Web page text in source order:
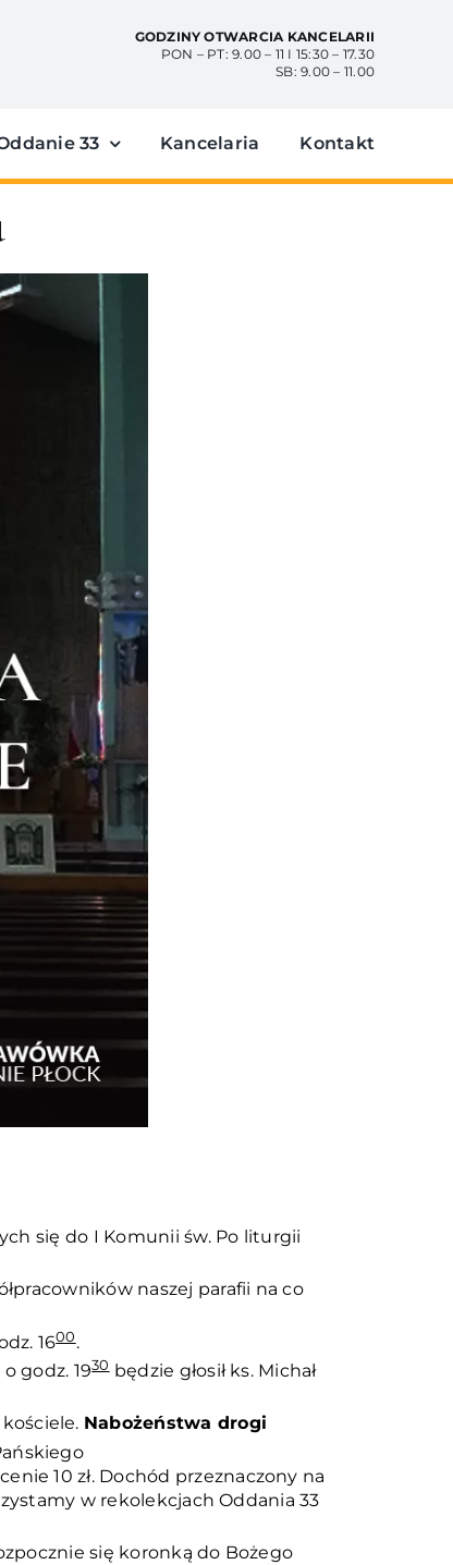
GODZINY OTWARCIA KANCELARII
PON – PT: 9.00 – 11 I 15:30 – 17.30
SB: 9.00 – 11.00
33 Kancelaria Kontakt
się do I Komunii św. Po liturgii
naszej parafii na co
1600.
godz. 1930będzie głosił ks. Michał
Nabożeństwa drogi
10 zł. Dochód przeznaczony na
w rekolekcjach Oddania 33
się koronką do Bożego